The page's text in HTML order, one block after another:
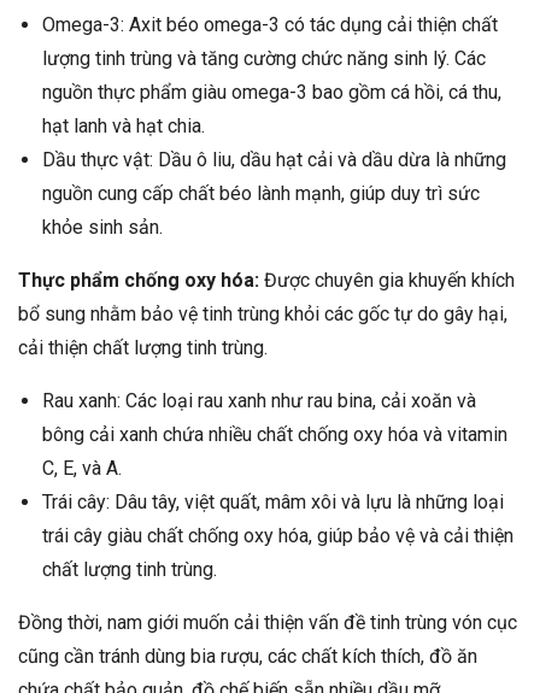
Omega-3: Axit béo omega-3 có tác dụng cải thiện chất
lượng tinh trùng và tăng cường chức năng sinh lý. Các
nguồn thực phẩm giàu omega-3 bao gồm cá hồi, cá thu,
hạt lanh và hạt chia.
Dầu thực vật: Dầu ô liu, dầu hạt cải và dầu dừa là những
nguồn cung cấp chất béo lành mạnh, giúp duy trì sức
khỏe sinh sản.
Thực phẩm chống oxy hóa: Được chuyên gia khuyến khích
bổ sung nhằm bảo vệ tinh trùng khỏi các gốc tự do gây hại,
cải thiện chất lượng tinh trùng.
Rau xanh: Các loại rau xanh như rau bina, cải xoăn và
bông cải xanh chứa nhiều chất chống oxy hóa và vitamin
C, E, và A.
Trái cây: Dâu tây, việt quất, mâm xôi và lựu là những loại
trái cây giàu chất chống oxy hóa, giúp bảo vệ và cải thiện
chất lượng tinh trùng.
Đồng thời, nam giới muốn cải thiện vấn đề tinh trùng vón cục
cũng cần tránh dùng bia rượu, các chất kích thích, đồ ăn